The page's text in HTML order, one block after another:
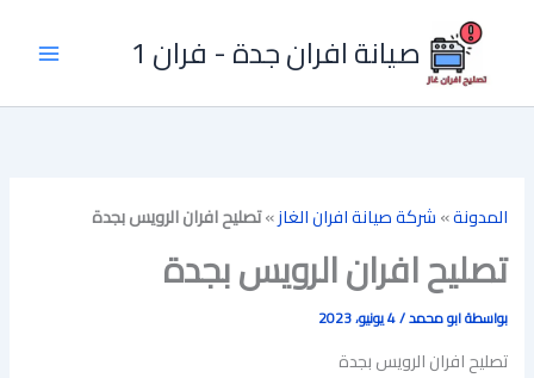
المحتوى
صيانة افران جدة - فران 1
المدونة»شركة صيانة افران الغاز»تصليح افران الرويس بجدة
تصليح افران الرويس بجدة
بواسطةابو محمد/4 يونيو، 2023
تصليح افران الرويس بجدة